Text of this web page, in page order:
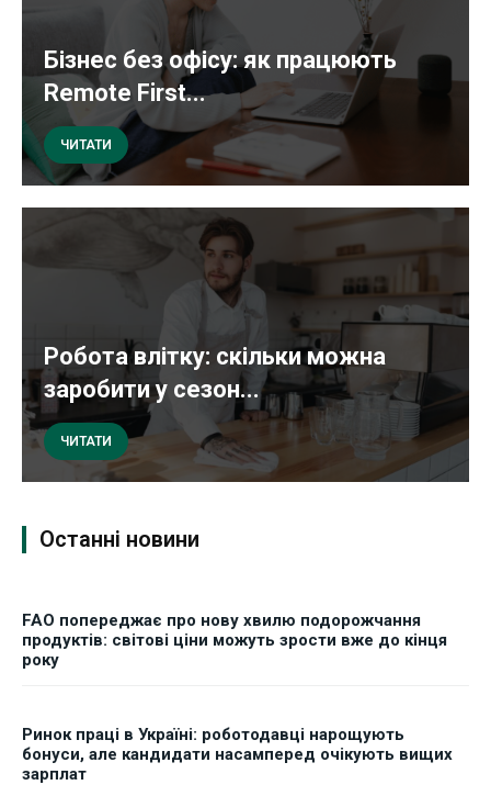
Бізнес без офісу: як працюють
Remote First...
ЧИТАТИ
Робота влітку: скільки можна
заробити у сезон...
ЧИТАТИ
Останні новини
FAO попереджає про нову хвилю подорожчання
продуктів: світові ціни можуть зрости вже до кінця
року
Ринок праці в Україні: роботодавці нарощують
бонуси, але кандидати насамперед очікують вищих
зарплат